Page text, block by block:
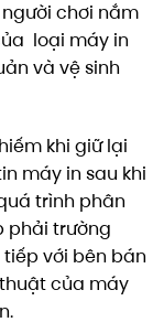
chơi nắm
loại máy in
và vệ sinh
khi giữ lại
máy in sau khi
trình phân
phải trường
tiếp với bên bán
của máy